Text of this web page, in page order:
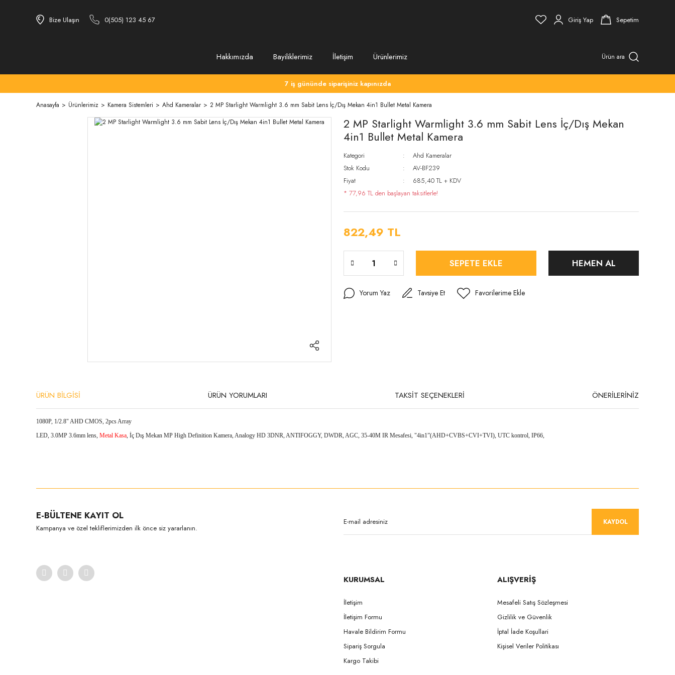
Bize Ulaşın 0(505) 123 45 67 Giriş Yap Sepetim
Hakkımızda Bayiliklerimiz İletişim Ürünlerimiz Ürün ara
7 iş gününde siparişiniz kapınızda
Anasayfa Ürünlerimiz Kamera Sistemleri Ahd Kameralar 2 MP Starlight Warmlight 3.6 mm Sabit Lens İç/Dış Mekan 4in1 Bullet Metal Kamera
2 MP Starlight Warmlight 3.6 mm Sabit Lens İç/Dış Mekan
4in1 Bullet Metal Kamera
Kategori
Ahd Kameralar
Stok Kodu
AV-BF239
Fiyat
685,40 TL + KDV
* 77,96 TL den başlayan taksitlerle!
822,49 TL
SEPETE EKLE HEMEN AL
Yorum Yaz Tavsiye Et
ÜRÜN BİLGİSİ ÜRÜN YORUMLARI TAKSİT SEÇENEKLERİ ÖNERİLERİNİZ
1080P, 1/2.8" AHD CMOS, 2pcs Array
LED, 3.0MP 3.6mm lens, Metal Kasa, İç Dış Mekan MP High Definition Kamera, Analogy HD 3DNR, ANTIFOGGY, DWDR, AGC, 35-40M IR Mesafesi, "4in1”(AHD+CVBS+CVI+TVI), UTC kontrol, IP66,
Ürün açıklamasında eksik bilgiler bulunuyor.
Ürün bilgilerinde hatalar bulunuyor.
E-BÜLTENE KAYIT OL
Kampanya ve özel tekliflerimizden ilk önce siz yararlanın.
KAYDOL
KURUMSAL
İletişim
İletişim Formu
Havale Bildirim Formu
Sipariş Sorgula
Kargo Takibi
ALIŞVERİŞ
Mesafeli Satış Sözleşmesi
Gizlilik ve Güvenlik
İptal İade Koşullari
Kişisel Veriler Politikası